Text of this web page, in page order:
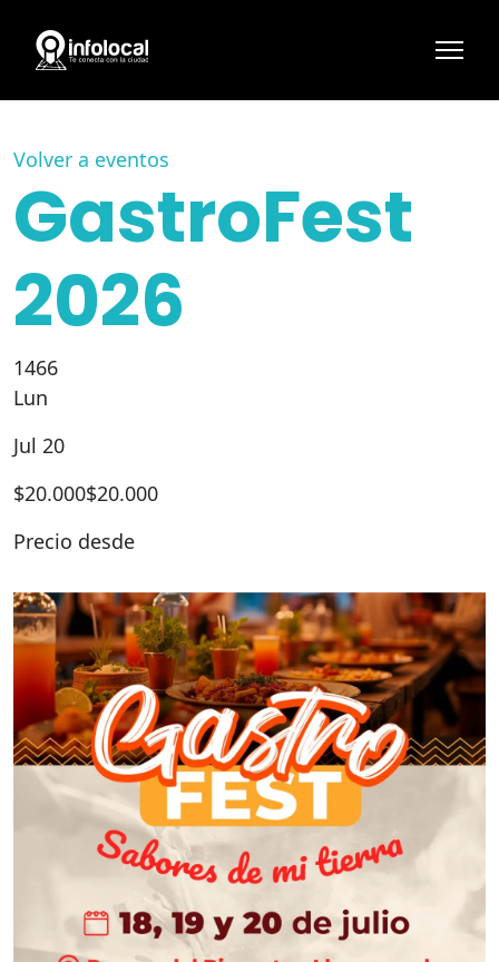
Volver a eventos
GastroFest
2026
1466
Lun
Jul 20
$20.000$20.000
Precio desde